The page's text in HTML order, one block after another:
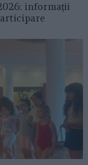
informații